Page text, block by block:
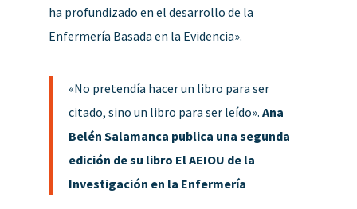
ha profundizado en el desarrollo de la
Enfermería Basada en la Evidencia».
«No pretendía hacer un libro para ser
citado, sino un libro para ser leído». Ana
Belén Salamanca publica una segunda
edición de su libro El AEIOU de la
Investigación en la Enfermería